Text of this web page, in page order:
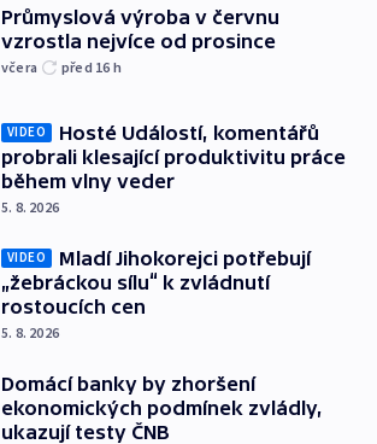
Průmyslová výroba v červnu
vzrostla nejvíce od prosince
včera před 16 h
VIDEO
Hosté Událostí, komentářů
probrali klesající produktivitu práce
během vlny veder
5. 8. 2026
VIDEO
Mladí Jihokorejci potřebují
„žebráckou sílu“ k zvládnutí
rostoucích cen
5. 8. 2026
Domácí banky by zhoršení
ekonomických podmínek zvládly,
ukazují testy ČNB